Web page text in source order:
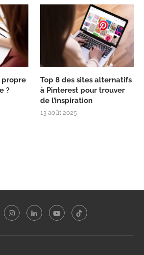
propre
?
Top 8 des sites alternatifs
à Pinterest pour trouver
de l’inspiration
13 août 2025